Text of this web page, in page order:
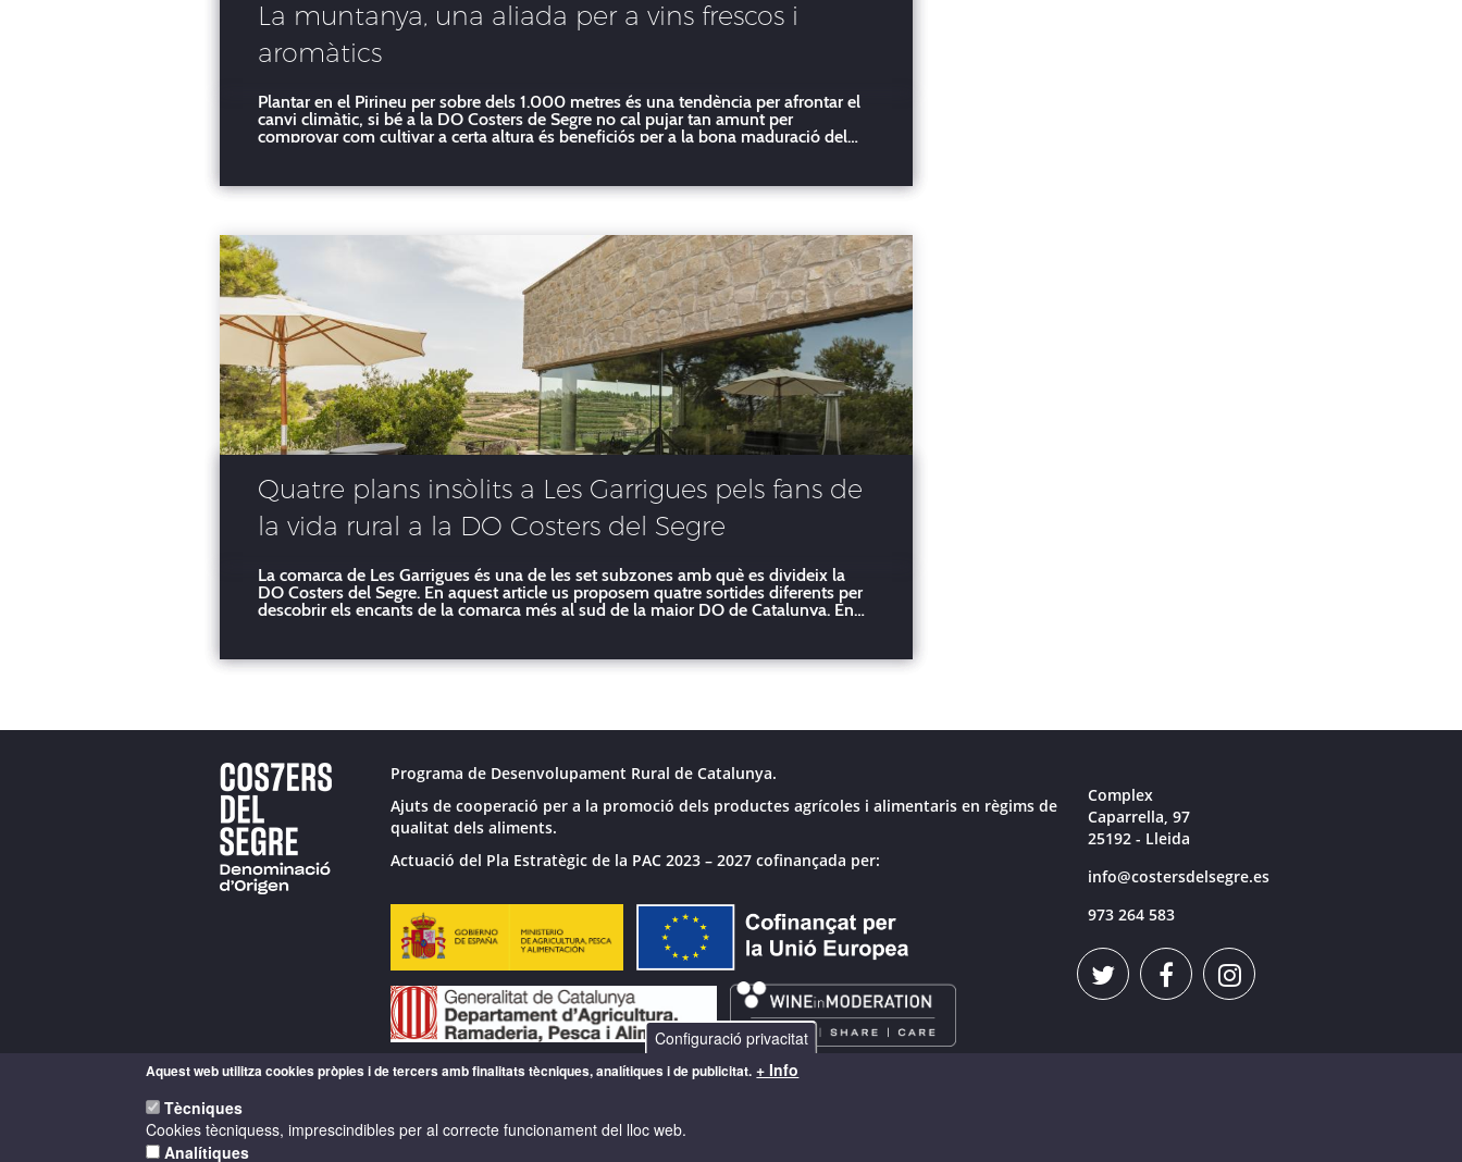
La muntanya, una aliada per a vins frescos i
aromàtics
Plantar en el Pirineu per sobre dels 1.000 metres és una tendència per afrontar el
canvi climàtic, si bé a la DO Costers de Segre no cal pujar tan amunt per
comprovar com cultivar a certa altura és beneficiós per a la bona maduració del
Quatre plans insòlits a Les Garrigues pels fans de
la vida rural a la DO Costers del Segre
La comarca de Les Garrigues és una de les set subzones amb què es divideix la
DO Costers del Segre. En aquest article us proposem quatre sortides diferents per
descobrir els encants de la comarca més al sud de la major DO de Catalunya. En
Programa de Desenvolupament Rural de Catalunya.
Ajuts de cooperació per a la promoció dels productes agrícoles i alimentaris en règims de
qualitat dels aliments.
Actuació del Pla Estratègic de la PAC 2023 – 2027 cofinançada per:
Complex
Caparrella, 97
25192 - Lleida
info@costersdelsegre.es
973 264 583
Configuració privacitat
Aquest web utilitza cookies pròpies i de tercers amb finalitats tècniques, analítiques i de publicitat. + Info
Tècniques
Cookies tècniquess, imprescindibles per al correcte funcionament del lloc web.
Analítiques